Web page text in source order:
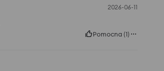
2026-06-11
Pomocna (1)